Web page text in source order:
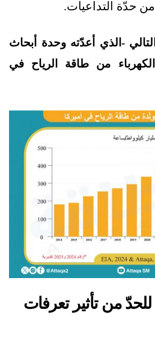
حدّة التداعيات.
-الذي أعدّته وحدة أبحاث
الكهرباء من طاقة الرياح في
للحدّ من تأثير تعرفات